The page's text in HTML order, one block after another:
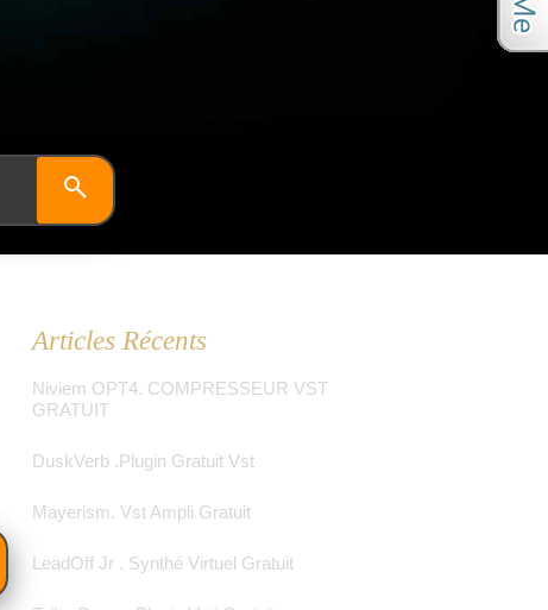
Articles Récents
Niviem OPT4. COMPRESSEUR VST
GRATUIT
Dusk­Verb .plugin Gratuit Vst
Mayerism. Vst Ampli Gratuit
LeadOff Jr . Synthé Virtuel Gratuit